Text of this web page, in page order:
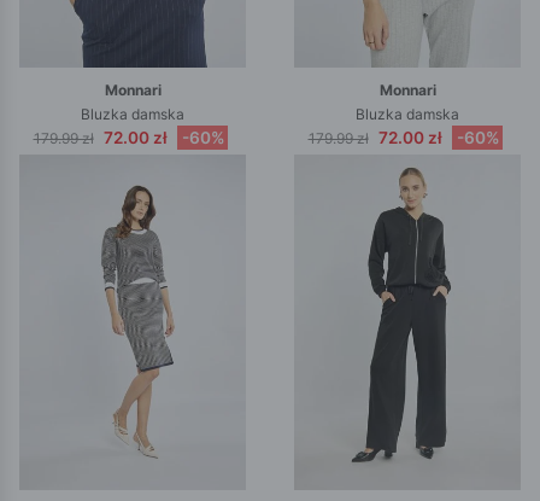
Monnari
Bluzka damska
179.99 zł 72.00 zł -60%
Monnari
Bluzka damska
179.99 zł 72.00 zł -60%